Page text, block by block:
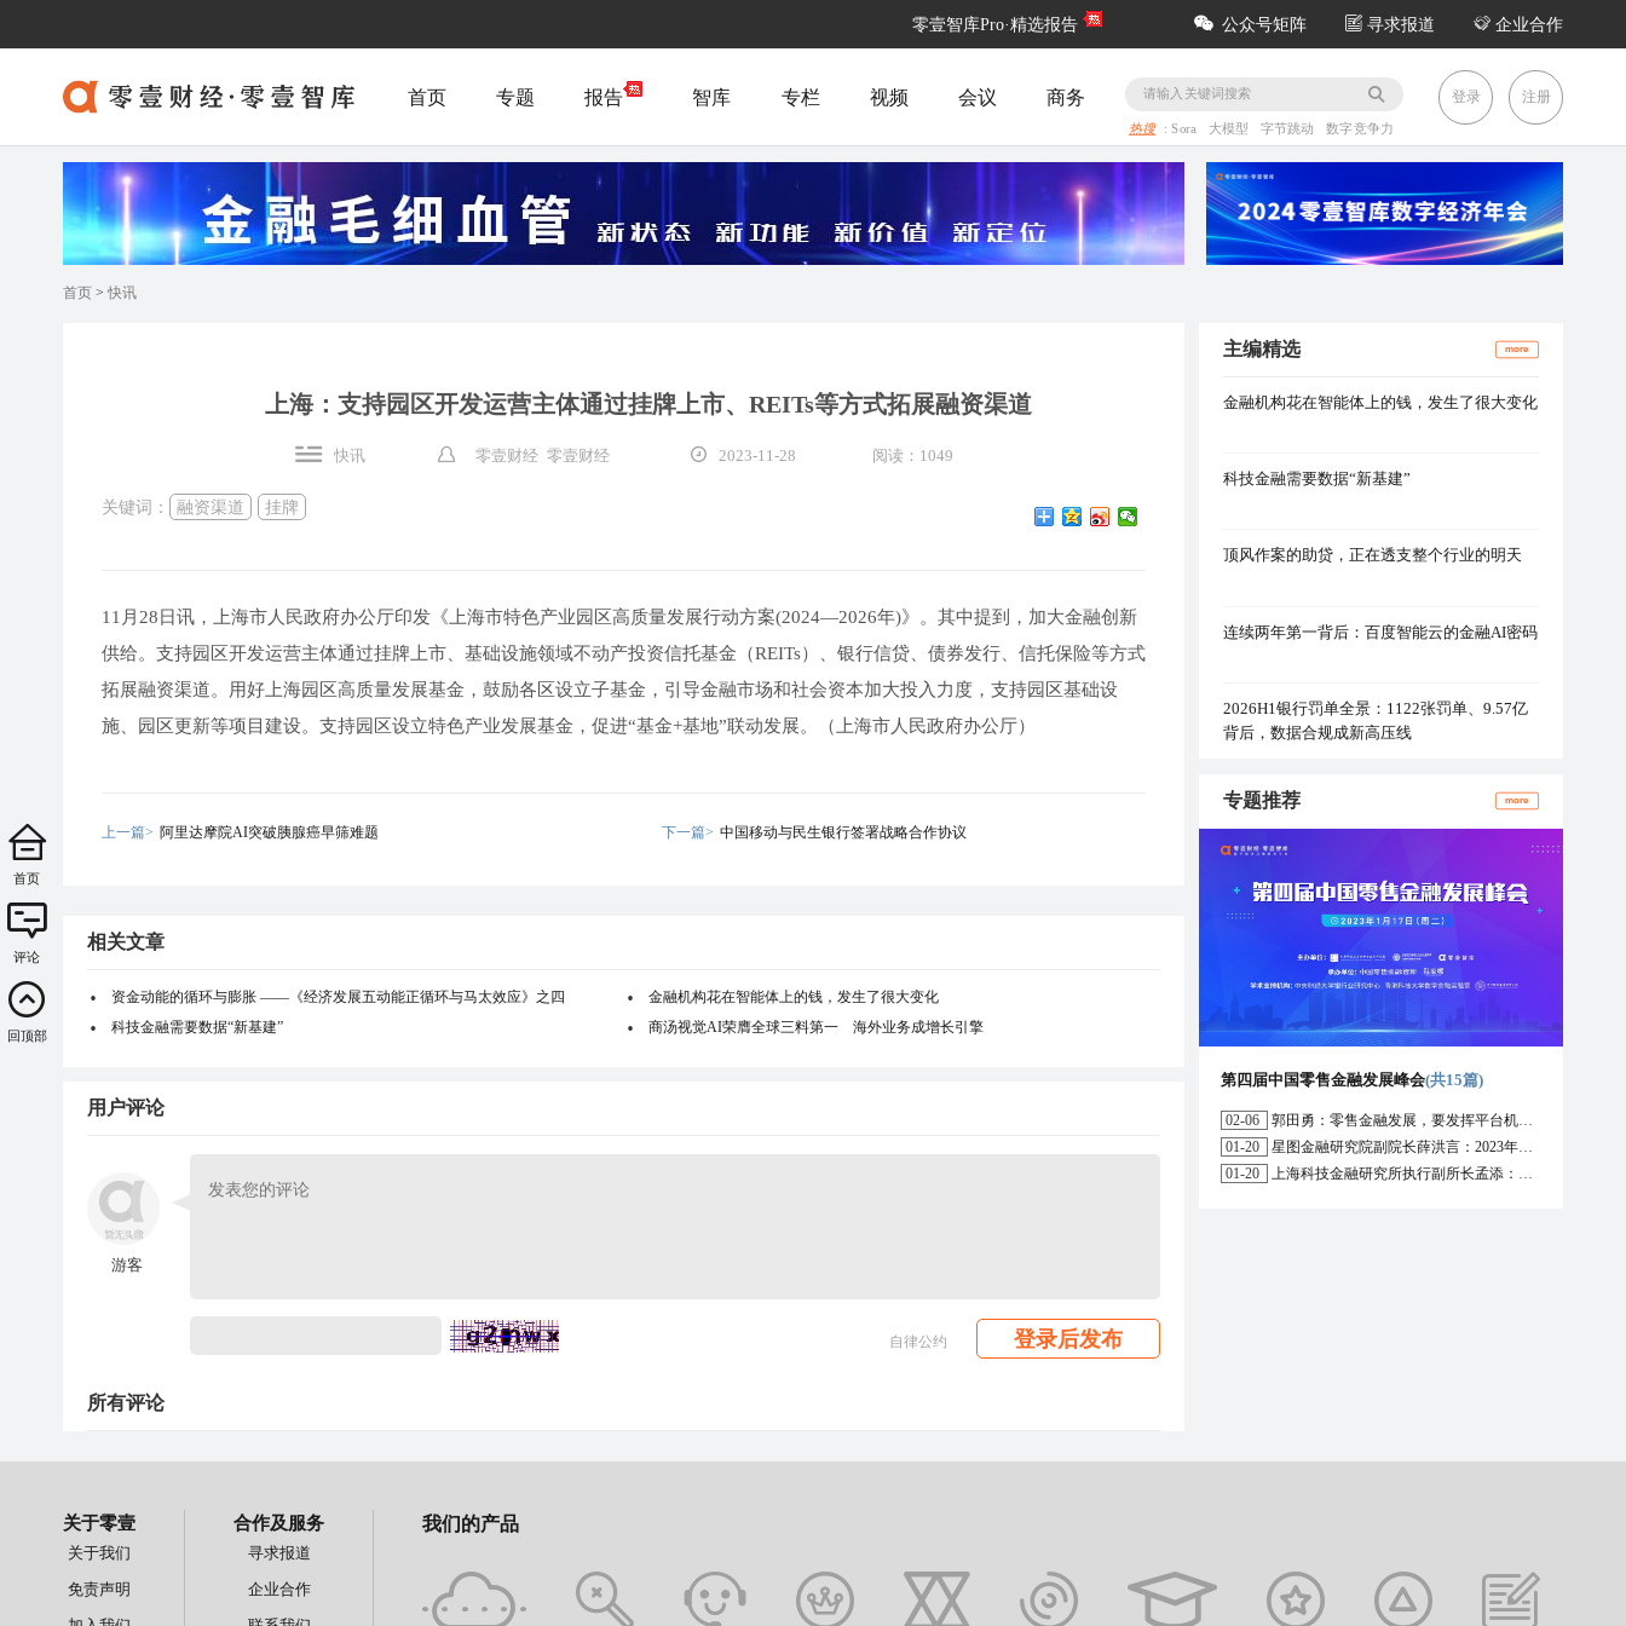
零壹智库Pro·精选报告 公众号矩阵 寻求报道 企业合作
首页 专题 报告 智库 专栏 视频 会议 商务
热搜 :Sora 大模型 字节跳动 数字竞争力
登录 注册
首页 > 快讯
上海：支持园区开发运营主体通过挂牌上市、REITs等方式拓展融资渠道
快讯 零壹财经 零壹财经 2023-11-28 阅读：1049
关键词： 融资渠道 挂牌
11月28日讯，上海市人民政府办公厅印发《上海市特色产业园区高质量发展行动方案(2024—2026年)》。其中提到，加大金融创新
供给。支持园区开发运营主体通过挂牌上市、基础设施领域不动产投资信托基金（REITs）、银行信贷、债券发行、信托保险等方式
拓展融资渠道。用好上海园区高质量发展基金，鼓励各区设立子基金，引导金融市场和社会资本加大投入力度，支持园区基础设
施、园区更新等项目建设。支持园区设立特色产业发展基金，促进“基金+基地”联动发展。（上海市人民政府办公厅）
上一篇> 阿里达摩院AI突破胰腺癌早筛难题 下一篇> 中国移动与民生银行签署战略合作协议
相关文章
资金动能的循环与膨胀 ——《经济发展五动能正循环与马太效应》之四
金融机构花在智能体上的钱，发生了很大变化
科技金融需要数据“新基建”
商汤视觉AI荣膺全球三料第一 海外业务成增长引擎
用户评论
游客
自律公约 登录后发布
所有评论
主编精选 more
金融机构花在智能体上的钱，发生了很大变化
科技金融需要数据“新基建”
顶风作案的助贷，正在透支整个行业的明天
连续两年第一背后：百度智能云的金融AI密码
2026H1银行罚单全景：1122张罚单、9.57亿
背后，数据合规成新高压线
专题推荐 more
第四届中国零售金融发展峰会(共15篇)
02-06
郭田勇：零售金融发展，要发挥平台机构的作用
01-20
星图金融研究院副院长薛洪言：2023年消费信贷或迎来新起点
01-20
上海科技金融研究所执行副所长孟添：开放银行与嵌入式金融为数字普惠金融带来更大发展空间
首页
评论
回顶部
关于零壹
关于我们
免责声明
合作及服务
寻求报道
企业合作
我们的产品